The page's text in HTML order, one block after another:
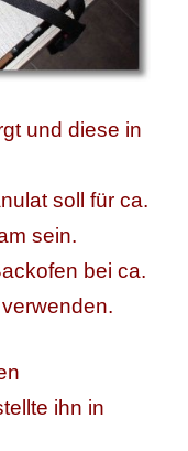
und diese in
soll für ca.
sein.
bei ca.
ihn in